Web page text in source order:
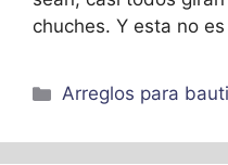
chuches. Y esta no
Categorías
Arreglos para